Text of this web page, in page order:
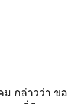
กล่าวว่า ขอ